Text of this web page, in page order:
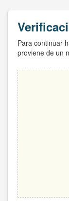
Para continuar
proviene de un